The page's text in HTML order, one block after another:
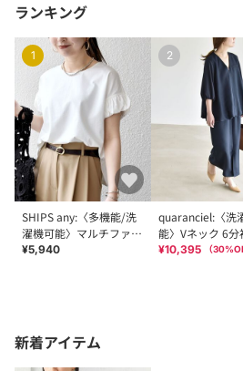
ランキング
1
SHIPS any:〈多機能/洗
濯機可能〉マルチファン
クション ギャザー スリ
¥5,940
2
quaranciel:〈洗
能〉Vネック 6分
ウス & Iライン ス
¥10,395 （30
新着アイテム